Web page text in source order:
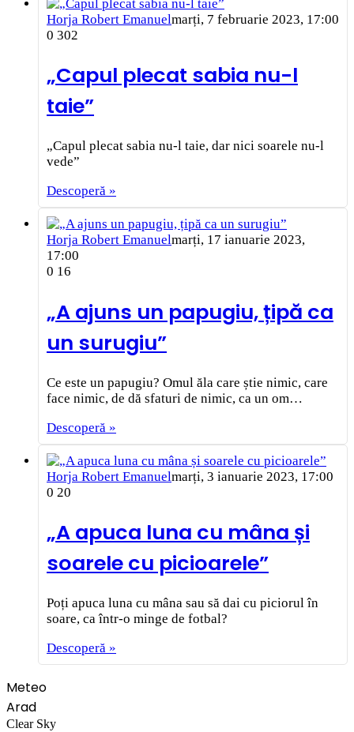
Horja Robert Emanuelmarți, 7 februarie 2023, 17:00
0 302
„Capul plecat sabia nu-l
taie”
„Capul plecat sabia nu-l taie, dar nici soarele nu-l
vede”
Descoperă »
Horja Robert Emanuelmarți, 17 ianuarie 2023,
17:00
0 16
„A ajuns un papugiu, țipă ca
un surugiu”
Ce este un papugiu? Omul ăla care știe nimic, care
face nimic, de dă sfaturi de nimic, ca un om…
Descoperă »
Horja Robert Emanuelmarți, 3 ianuarie 2023, 17:00
0 20
„A apuca luna cu mâna și
soarele cu picioarele”
Poți apuca luna cu mâna sau să dai cu piciorul în
soare, ca într-o minge de fotbal?
Descoperă »
Meteo
Arad
Clear Sky